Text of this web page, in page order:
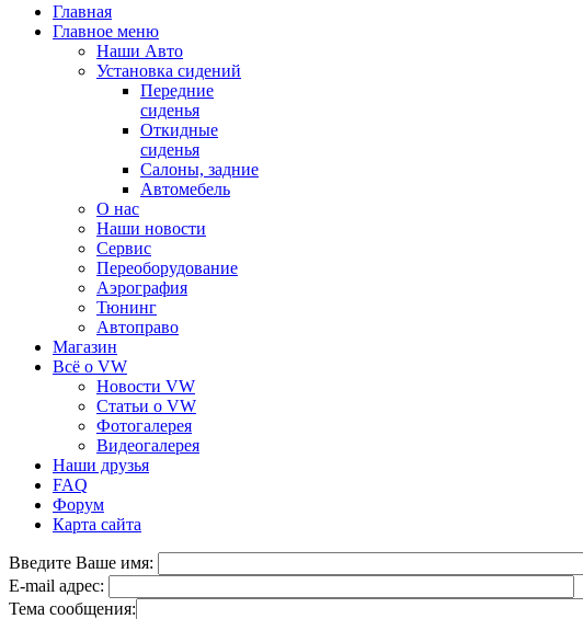
Главная
Главное меню
Наши Авто
Установка сидений
Передние
сиденья
Откидные
сиденья
Салоны, задние
Автомебель
О нас
Наши новости
Сервис
Переоборудование
Аэрография
Тюнинг
Автоправо
Магазин
Всё о VW
Новости VW
Статьи o VW
Фотогалерея
Видеогалерея
Наши друзья
FAQ
Форум
Карта сайта
Введите Ваше имя:
E-mail адрес:
Тема сообщения: